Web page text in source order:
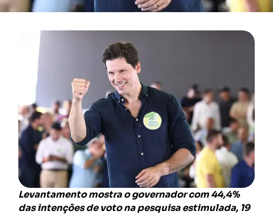
Levantamento mostra o governador com 44,4%
das intenções de voto na pesquisa estimulada, 19